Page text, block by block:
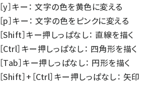
［y］キー： 文字の色を黄色に変える
［p］キー： 文字の色をピンクに変える
［Shift］キー押しっぱなし： 直線を描く
［Ctrl］キー押しっぱなし： 四角形を描く
［Tab］キー押しっぱなし： 円形を描く
［Shift］+［Ctrl］キー押しっぱなし： 矢印